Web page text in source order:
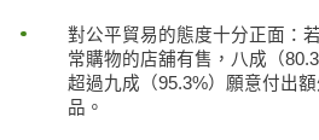
對公平貿易的態度十分正面：
常購物的店舖有售，八成（
超過九成（95.3%）願意付出
品。